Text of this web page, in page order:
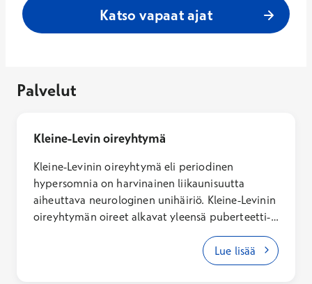
Katso vapaat ajat
Palvelut
Kleine-Levin oireyhtymä
Kleine-Levinin oireyhtymä eli periodinen
hypersomnia on harvinainen liikaunisuutta
aiheuttava neurologinen unihäiriö. Kleine-Levinin
oireyhtymän oireet alkavat yleensä puberteetti-
ikäisenä, mutta joskus myös sitä aikaisemmin.
Sairaus on yleisempi pojilla kuin tytöillä.Lue lisää